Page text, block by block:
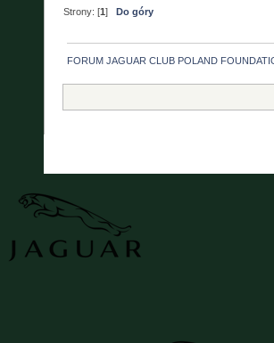
Strony: [1]Do góry
FORUM JAGUAR CLUB POLAND